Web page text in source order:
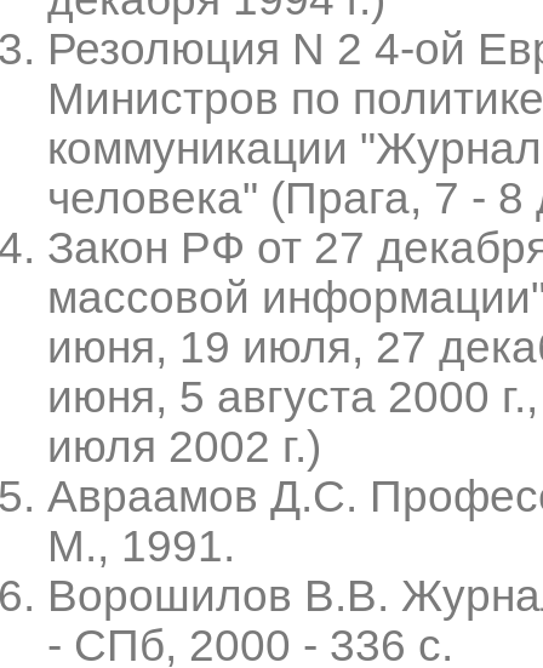
Резолюция N 2 4-ой
Министров по
коммуникации
человека" (Прага, 7 - 8
Закон РФ от 27
массовой
июня, 19 июля, 27
июня, 5 августа 2000
июля 2002 г.)
Авраамов Д.С.
М., 1991.
Ворошилов В.В.
- СПб, 2000 - 336 с.